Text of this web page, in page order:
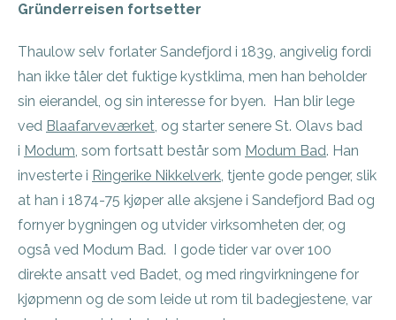
Gründerreisen fortsetter
Thaulow selv forlater Sandefjord i 1839, angivelig fordi
han ikke tåler det fuktige kystklima, men han beholder
sin eierandel, og sin interesse for byen. Han blir lege
ved Blaafarveværket, og starter senere St. Olavs bad
i Modum, som fortsatt består som Modum Bad. Han
investerte i Ringerike Nikkelverk, tjente gode penger, slik
at han i 1874-75 kjøper alle aksjene i Sandefjord Bad og
fornyer bygningen og utvider virksomheten der, og
også ved Modum Bad. I gode tider var over 100
direkte ansatt ved Badet, og med ringvirkningene for
kjøpmenn og de som leide ut rom til badegjestene, var